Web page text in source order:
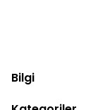
Bilgi